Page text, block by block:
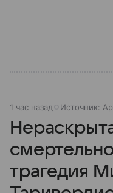
1 час назад Источник:
трагедия